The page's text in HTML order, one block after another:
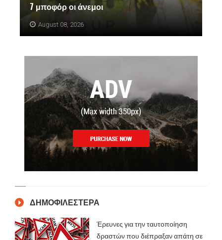
7 μποφόρ οι άνεμοι
August 08, 2026
ΔΗΜΟΦΙΛΕΣΤΕΡΑ
Έρευνες για την ταυτοποίηση
δραστών που διέπραξαν απάτη σε